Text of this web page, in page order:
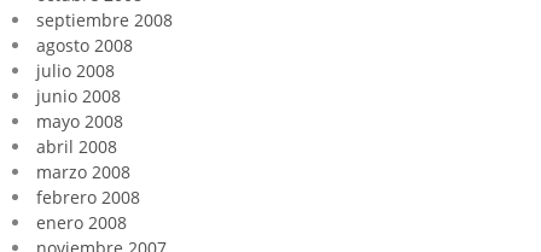
septiembre 2008
agosto 2008
julio 2008
junio 2008
mayo 2008
abril 2008
marzo 2008
febrero 2008
enero 2008
noviembre 2007